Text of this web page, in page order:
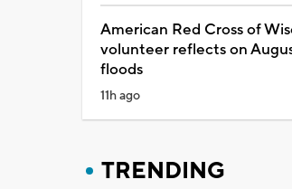
American Red Cross of
volunteer reflects on
floods
11h ago
TRENDING